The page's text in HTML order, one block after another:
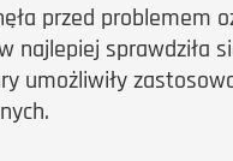
przed problemem
sprawdziła
umożliwiły